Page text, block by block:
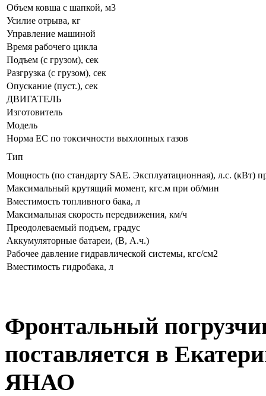
Объем ковша с шапкой, м3
Усилие отрыва, кг
Управление машиной
Время рабочего цикла
Подъем (с грузом), сек
Разгрузка (с грузом), сек
Опускание (пуст.), сек
ДВИГАТЕЛЬ
Изготовитель
Модель
Норма EC по токсичности выхлопных газов
Тип
Мощность (по стандарту SAE. Эксплуатационная), л.с. (кВт)
Максимальный крутящий момент, кгс.м при об/мин
Вместимость топливного бака, л
Максимальная скорость передвижения, км/ч
Преодолеваемый подъем, градус
Аккумуляторные батареи, (В, А.ч.)
Рабочее давление гидравлической системы, кгс/см2
Вместимость гидробака, л
Фронтальный
поставляется в
ЯНАО